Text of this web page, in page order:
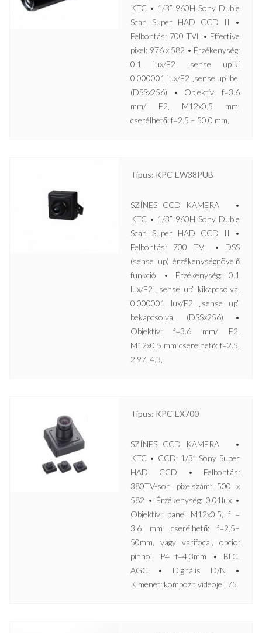
KTC • 1/3” 960H Sony Duble
Scan Super HAD CCD II •
Felbontás: 700 TVL • Effective
pixel: 976 x 582 • Érzékenység:
0.1 lux/F2 „sense up”ki
0.000001 lux/F2 „sense up” be,
(DSSx256) • Objektív: f=3.6
mm/ F2, M12x0.5 mm,
cserélhető: f=2.5 – 50.0 mm,
Típus: KPC-EW38PUB
SZÍNES CCD KAMERA •
KTC • 1/3” 960H Sony Duble
Scan Super HAD CCD II •
Felbontás: 700 TVL • DSS
(sense up) érzékenységnövelő
funkció • Érzékenység: 0.1
lux/F2 „sense up” kikapcsolva,
0.000001 lux/F2 „sense up”
bekapcsolva, (DSSx256) •
Objektív: f=3.6 mm/ F2,
M12x0.5 mm cserélhető: f=2.5,
2.97, 4.3,
Típus: KPC-EX700
SZÍNES CCD KAMERA •
KTC • CCD: 1/3” Sony Super
HAD CCD • Felbontás:
380TV-sor, pixelszám: 500 x
582 • Érzékenység: 0.01lux •
Objektív: panel M12x0.5, f =
3,6 mm cserélhető: f=2,5–
50mm, vagy varifocal, opcio:
pinhol, P4 f=4.3mm • BLC,
AGC • Digitális D/N •
Kimenet: kompozit videojel, 75